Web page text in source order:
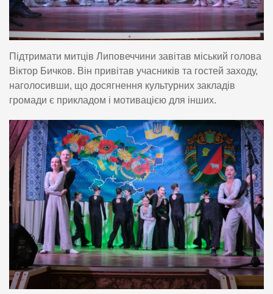
Підтримати митців Липовеччини завітав міський голова
Віктор Бичков. Він привітав учасників та гостей заходу,
наголосивши, що досягнення культурних закладів
громади є прикладом і мотивацією для інших.